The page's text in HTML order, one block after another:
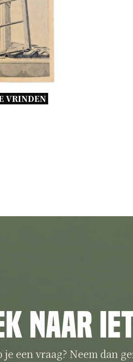
VRINDEN
naar
je een vraag? Neem dan